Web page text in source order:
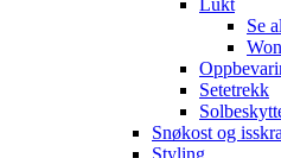
Se
Setetrekk
Snøkost og
Styling